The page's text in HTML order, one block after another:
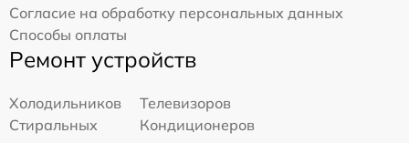
Согласие на обработку персональных данных
Способы оплаты
Ремонт устройств
Холодильников
Телевизоров
Стиральных
Кондиционеров